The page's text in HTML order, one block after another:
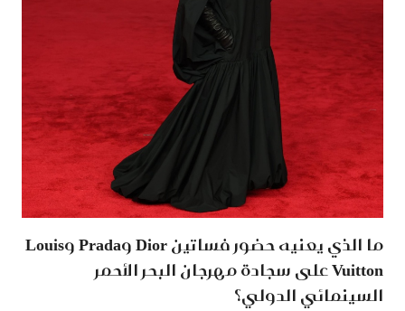
ما الذي يعنيه حضور فساتين Dior وPrada وLouis
Vuitton على سجادة مهرجان البحر الأحمر
السينمائي الدولي؟